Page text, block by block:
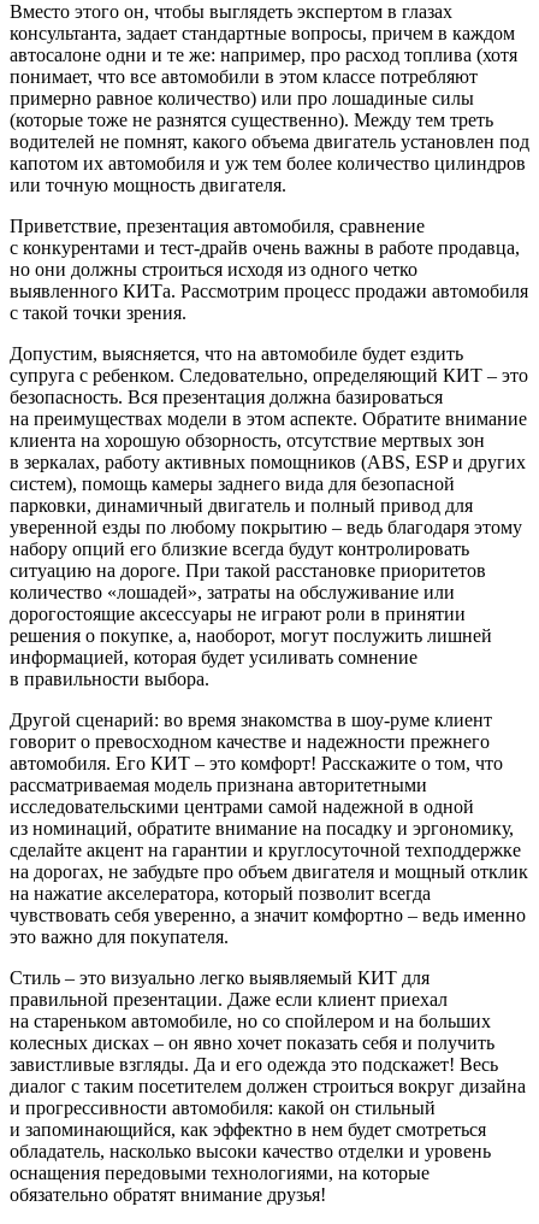
Вместо этого он, чтобы выглядеть экспертом в глазах
консультанта, задает стандартные вопросы, причем в каждом
автосалоне одни и те же: например, про расход топлива (хотя
понимает, что все автомобили в этом классе потребляют
примерно равное количество) или про лошадиные силы
(которые тоже не разнятся существенно). Между тем треть
водителей не помнят, какого объема двигатель установлен под
капотом их автомобиля и уж тем более количество цилиндров
или точную мощность двигателя.
Приветствие, презентация автомобиля, сравнение
с конкурентами и тест-драйв очень важны в работе продавца,
но они должны строиться исходя из одного четко
выявленного КИТа. Рассмотрим процесс продажи автомобиля
с такой точки зрения.
Допустим, выясняется, что на автомобиле будет ездить
супруга с ребенком. Следовательно, определяющий КИТ – это
безопасность. Вся презентация должна базироваться
на преимуществах модели в этом аспекте. Обратите внимание
клиента на хорошую обзорность, отсутствие мертвых зон
в зеркалах, работу активных помощников (ABS, ESP и других
систем), помощь камеры заднего вида для безопасной
парковки, динамичный двигатель и полный привод для
уверенной езды по любому покрытию – ведь благодаря этому
набору опций его близкие всегда будут контролировать
ситуацию на дороге. При такой расстановке приоритетов
количество «лошадей», затраты на обслуживание или
дорогостоящие аксессуары не играют роли в принятии
решения о покупке, а, наоборот, могут послужить лишней
информацией, которая будет усиливать сомнение
в правильности выбора.
Другой сценарий: во время знакомства в шоу-руме клиент
говорит о превосходном качестве и надежности прежнего
автомобиля. Его КИТ – это комфорт! Расскажите о том, что
рассматриваемая модель признана авторитетными
исследовательскими центрами самой надежной в одной
из номинаций, обратите внимание на посадку и эргономику,
сделайте акцент на гарантии и круглосуточной техподдержке
на дорогах, не забудьте про объем двигателя и мощный отклик
на нажатие акселератора, который позволит всегда
чувствовать себя уверенно, а значит комфортно – ведь именно
это важно для покупателя.
Стиль – это визуально легко выявляемый КИТ для
правильной презентации. Даже если клиент приехал
на стареньком автомобиле, но со спойлером и на больших
колесных дисках – он явно хочет показать себя и получить
завистливые взгляды. Да и его одежда это подскажет! Весь
диалог с таким посетителем должен строиться вокруг дизайна
и прогрессивности автомобиля: какой он стильный
и запоминающийся, как эффектно в нем будет смотреться
обладатель, насколько высоки качество отделки и уровень
оснащения передовыми технологиями, на которые
обязательно обратят внимание друзья!